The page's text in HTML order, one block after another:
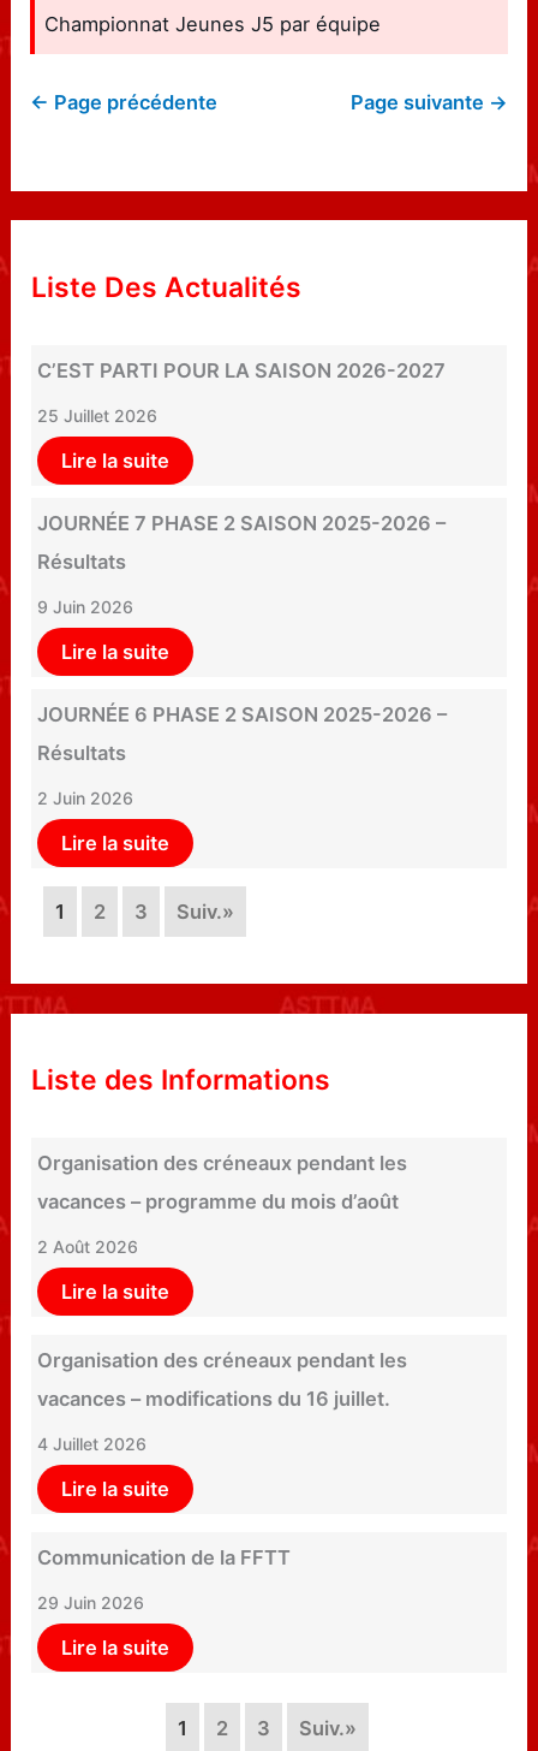
Championnat Jeunes J5 par équipe
← Page précédente Page suivante →
Liste Des Actualités
C’EST PARTI POUR LA SAISON 2026-2027
25 Juillet 2026
Lire la suite
JOURNÉE 7 PHASE 2 SAISON 2025-2026 –
Résultats
9 Juin 2026
Lire la suite
JOURNÉE 6 PHASE 2 SAISON 2025-2026 –
Résultats
2 Juin 2026
Lire la suite
1 2 3 Suiv.»
Liste des Informations
Organisation des créneaux pendant les
vacances – programme du mois d’août
2 Août 2026
Lire la suite
Organisation des créneaux pendant les
vacances – modifications du 16 juillet.
4 Juillet 2026
Lire la suite
Communication de la FFTT
29 Juin 2026
Lire la suite
1 2 3 Suiv.»